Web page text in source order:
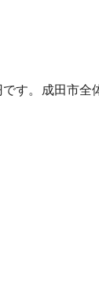
す。 成田市全